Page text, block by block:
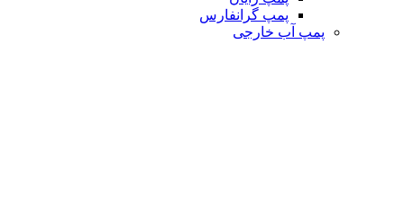
پمپ گرانفارس
پمپ آب خارجی